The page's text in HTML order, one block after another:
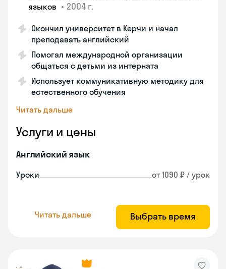
языков • 2004 г.
Окончил университет в Керчи и начал
преподавать английский
Помогал международной организации
общаться с детьми из интерната
Использует коммуникативную методику для
естественного обучения
Читать дальше
Услуги и цены
Английский язык
Уроки от 1090 ₽ / урок
Читать дальше Выбрать время